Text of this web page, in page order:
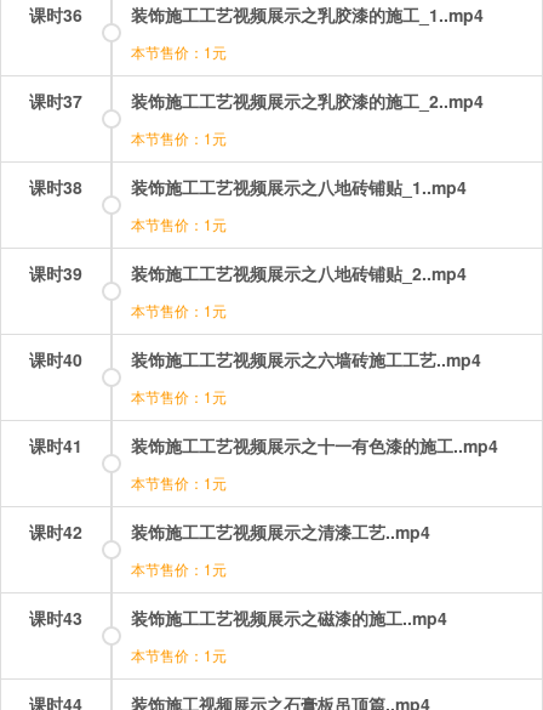
课时36 装饰施工工艺视频展示之乳胶漆的施工_1..mp4
本节售价：1元
课时37 装饰施工工艺视频展示之乳胶漆的施工_2..mp4
本节售价：1元
课时38 装饰施工工艺视频展示之八地砖铺贴_1..mp4
本节售价：1元
课时39 装饰施工工艺视频展示之八地砖铺贴_2..mp4
本节售价：1元
课时40 装饰施工工艺视频展示之六墙砖施工工艺..mp4
本节售价：1元
课时41 装饰施工工艺视频展示之十一有色漆的施工..mp4
本节售价：1元
课时42 装饰施工工艺视频展示之清漆工艺..mp4
本节售价：1元
课时43 装饰施工工艺视频展示之磁漆的施工..mp4
本节售价：1元
课时44 装饰施工视频展示之石膏板吊顶篇..mp4